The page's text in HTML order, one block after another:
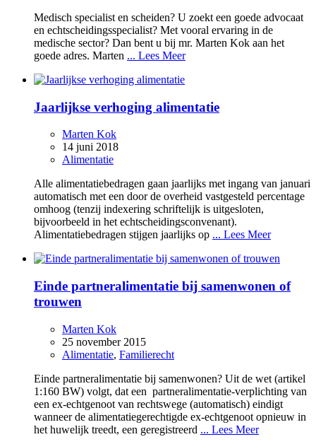
Medisch specialist en scheiden? U zoekt een goede advocaat
en echtscheidingsspecialist? Met vooral ervaring in de
medische sector? Dan bent u bij mr. Marten Kok aan het
goede adres. Marten ... Lees Meer
Jaarlijkse verhoging alimentatie
Marten Kok
14 juni 2018
Alimentatie
Alle alimentatiebedragen gaan jaarlijks met ingang van januari
automatisch met een door de overheid vastgesteld percentage
omhoog (tenzij indexering schriftelijk is uitgesloten,
bijvoorbeeld in het echtscheidingsconvenant).
Alimentatiebedragen stijgen jaarlijks op ... Lees Meer
Einde partneralimentatie bij samenwonen of
trouwen
Marten Kok
25 november 2015
Alimentatie, Familierecht
Einde partneralimentatie bij samenwonen? Uit de wet (artikel
1:160 BW) volgt, dat een partneralimentatie-verplichting van
een ex-echtgenoot van rechtswege (automatisch) eindigt
wanneer de alimentatiegerechtigde ex-echtgenoot opnieuw in
het huwelijk treedt, een geregistreerd ... Lees Meer